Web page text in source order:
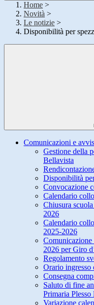
Home >
Novità >
Le notizie >
Disponibilità per
Comunicazioni e
Gestione della
Bellavista
Disponibilità
Convocazione
Calendario
Chiusura
2026
Calendario
2025-2026
2026 per Giro
Regolamento
Orario ingresso
Consegna
Saluto di fine
Primaria Plesso
Variazione